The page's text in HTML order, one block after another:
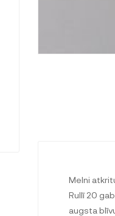
Melni
Rullī 20
augsta